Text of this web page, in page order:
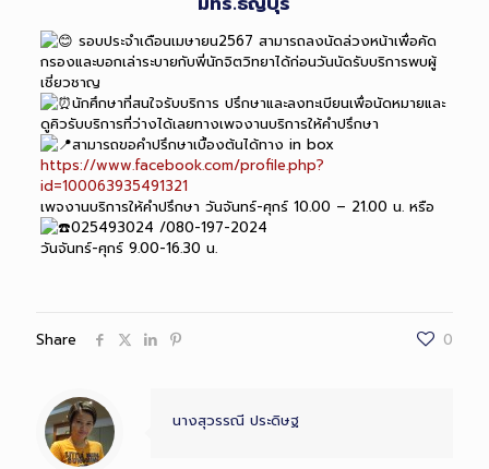
รอบประจำเดือนเมษายน2567 สามารถลงนัดล่วงหน้าเพื่อคัด
กรองและบอกเล่าระบายกับพี่นักจิตวิทยาได้ก่อนวันนัดรับบริการพบผู้
เชี่ยวชาญ
นักศึกษาที่สนใจรับบริการ ปรึกษาและลงทะเบียนเพื่อนัดหมายและ
ดูคิวรับบริการที่ว่างได้เลยทางเพจงานบริการให้คำปรึกษา
สามารถขอคำปรึกษาเบื้องต้นได้ทาง in box
https://www.facebook.com/profile.php?
id=100063935491321
เพจงานบริการให้คำปรึกษา วันจันทร์-ศุกร์ 10.00 – 21.00 น. หรือ
025493024 /080-197-2024
วันจันทร์-ศุกร์ 9.00-16.30 น.
Share 0
นางสุวรรณี ประดิษฐ